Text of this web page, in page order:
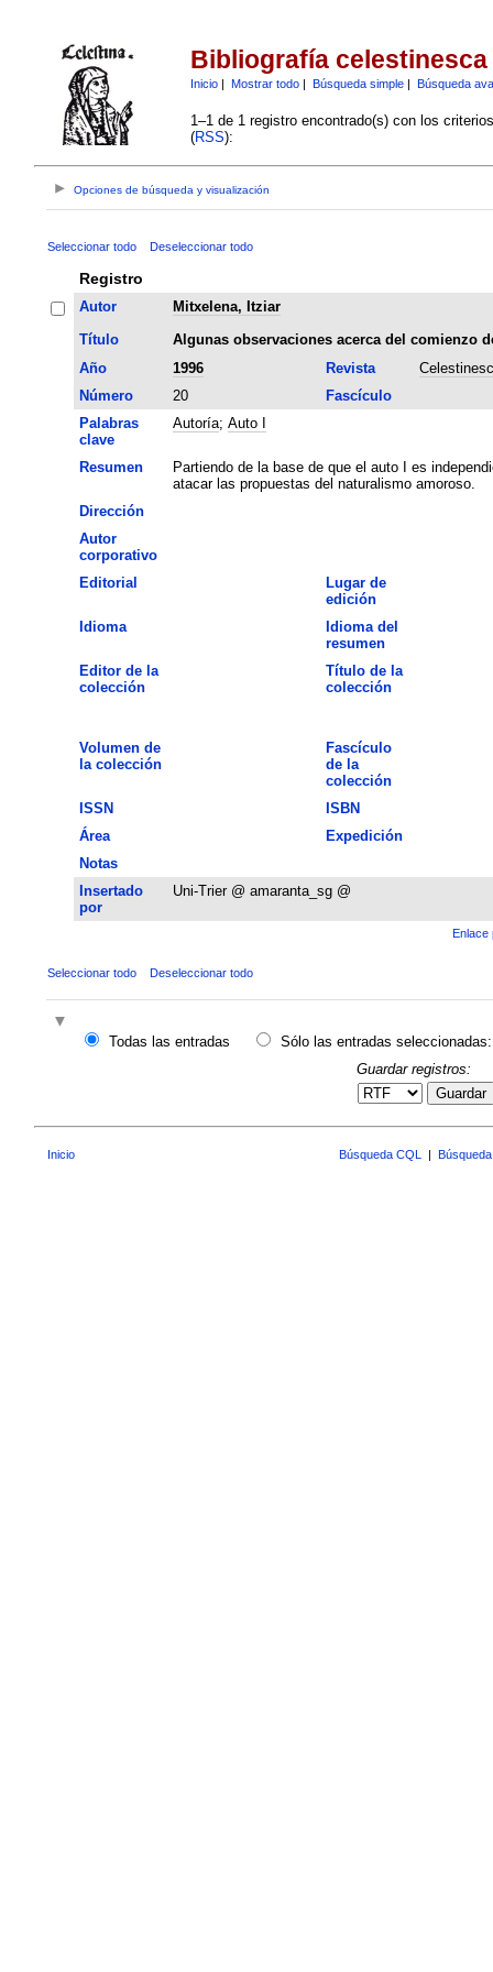
Bibliografía celestinesca
Inicio| Mostrar todo| Búsqueda simple| Búsqueda
1–1 de 1 registro encontrado(s) con los
(RSS):
Opciones de búsqueda y visualización
Seleccionar todo Deseleccionar todo
Registro
Autor
Mitxelena, Itziar
Título
Algunas observaciones acerca del comienzo
Año
1996 Revista
Número
20
Fascículo
Palabras
clave
Autoría; Auto I
Resumen
Partiendo de la base de que el auto I es
atacar las propuestas del naturalismo amoroso.
Dirección
Autor
corporativo
Editorial
Lugar de
edición
Idioma
Idioma del
resumen
Editor de la
colección
Título de la
colección
Volumen de
la colección
Fascículo
de la
colección
ISSN
ISBN
Área
Expedición
Notas
Insertado
por
Uni-Trier @ amaranta_sg @
Enlace
Seleccionar todo Deseleccionar todo
Todas las entradas
Sólo las entradas seleccionadas:
Guardar registros:
Guardar
Inicio Búsqueda CQL